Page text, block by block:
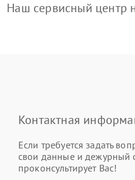
Наш сервисный центр
Контактная
Если требуется задать
свои данные и дежурный
проконсультирует Вас!